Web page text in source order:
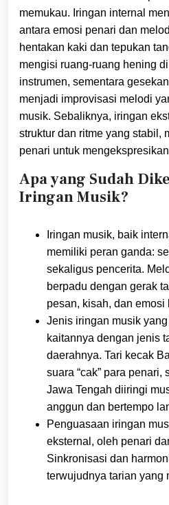
memukau. Iringan internal
antara emosi penari dan
hentakan kaki dan tepukan
mengisi ruang-ruang hening
instrumen, sementara
menjadi improvisasi melodi
musik. Sebaliknya, iringan
struktur dan ritme yang stabil,
penari untuk
Apa yang Sudah
Iringan Musik?
Iringan musik, baik
memiliki peran ganda:
sekaligus pencerita.
berpadu dengan gerak
pesan, kisah, dan emosi
Jenis iringan musik
kaitannya dengan jenis
daerahnya. Tari kecak
suara “cak” para penari,
Jawa Tengah diiringi
anggun dan bertempo
Penguasaan iringan
eksternal, oleh penari
Sinkronisasi dan
terwujudnya tarian yang